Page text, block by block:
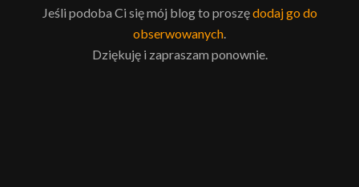
Jeśli podoba Ci się mój blog to proszędodaj go do
obserwowanych.
Dziękuję i zapraszam ponownie.